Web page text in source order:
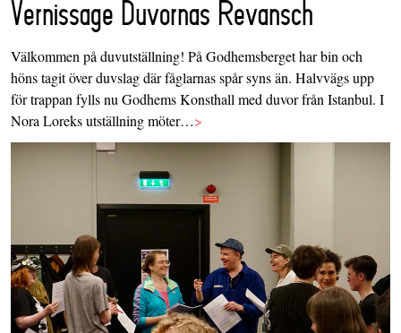
Vernissage Duvornas Revansch
Välkommen på duvutställning! På Godhemsberget har bin och
höns tagit över duvslag där fåglarnas spår syns än. Halvvägs upp
för trappan fylls nu Godhems Konsthall med duvor från Istanbul. I
Nora Loreks utställning möter…>